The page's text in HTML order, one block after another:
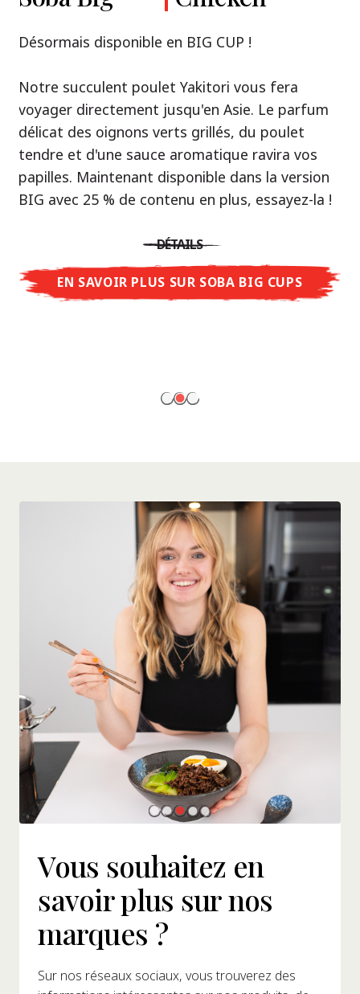
Trois univers de saveurs, un seul objectif : le
vrai ramen de niveau restaurant – sans le
restaurant.
Avec Nissin Ramen Premium, découvrez le
plaisir du ramen japonais comme jamais
Yuzu, épicé et relevé avec Spicy Miso, ou
crémeux et gourmand avec Tonkotsu. Le goût
authentique du restaurant – à savourer chez
Désormais disponible en BIG CUP !
Notre succulent poulet Yakitori vous fera
voyager directement jusqu'en Asie. Le parfum
délicat des oignons verts grillés, du poulet
tendre et d'une sauce aromatique ravira vos
papilles. Maintenant disponible dans la version
BIG avec 25 % de contenu en plus, essayez-la !
DÉTAILS
EN SAVOIR PLUS SUR SOBA BIG CUPS
Notre recommandation: découvrez le goût de
Ramen !
Une soupe ramen qui, comme la cuisine
thaïlandaise elle-même, est synonyme
d'équilibre parfait et d'harmonie gustative.
La saveur de poulet caramélisé combinée aux
expérience gustative asiatique authentique.
DÉTAILS
Vous souhaitez en
savoir plus sur nos
marques ?
Sur nos réseaux sociaux, vous trouverez des